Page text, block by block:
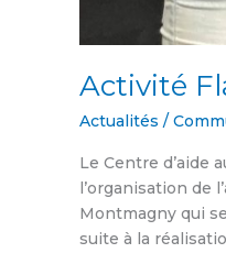
Activité
Actualités /
Le Centre d’aide
l’organisation de
Montmagny qui
suite à la